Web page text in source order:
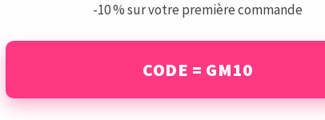
Nous contacter
-10 % sur votre première commande
CODE = GM10